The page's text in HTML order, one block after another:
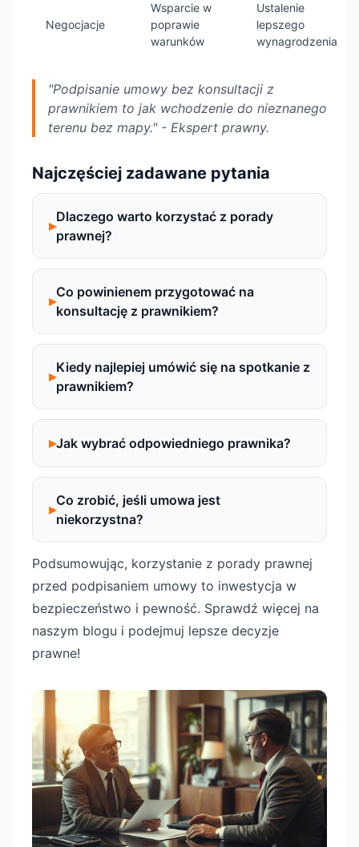
Negocjacje
Wsparcie w
poprawie
warunków
Ustalenie
lepszego
wynagrodzenia
"Podpisanie umowy bez konsultacji z
prawnikiem to jak wchodzenie do nieznanego
terenu bez mapy." - Ekspert prawny.
Najczęściej zadawane pytania
Dlaczego warto korzystać z porady
prawnej?
Co powinienem przygotować na
konsultację z prawnikiem?
Kiedy najlepiej umówić się na spotkanie z
prawnikiem?
Jak wybrać odpowiedniego prawnika?
Co zrobić, jeśli umowa jest
niekorzystna?
Podsumowując, korzystanie z porady prawnej
przed podpisaniem umowy to inwestycja w
bezpieczeństwo i pewność. Sprawdź więcej na
naszym blogu i podejmuj lepsze decyzje
prawne!